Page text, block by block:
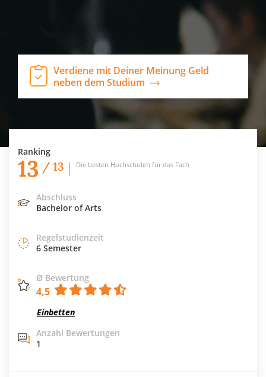
Verdiene mit Deiner Meinung Geld
neben dem Studium
Ranking
13 / 13 Die besten Hochschulen für das Fach
Abschluss
Bachelor of Arts
Regelstudienzeit
6 Semester
Ø Bewertung
4,5
Einbetten
Anzahl Bewertungen
1